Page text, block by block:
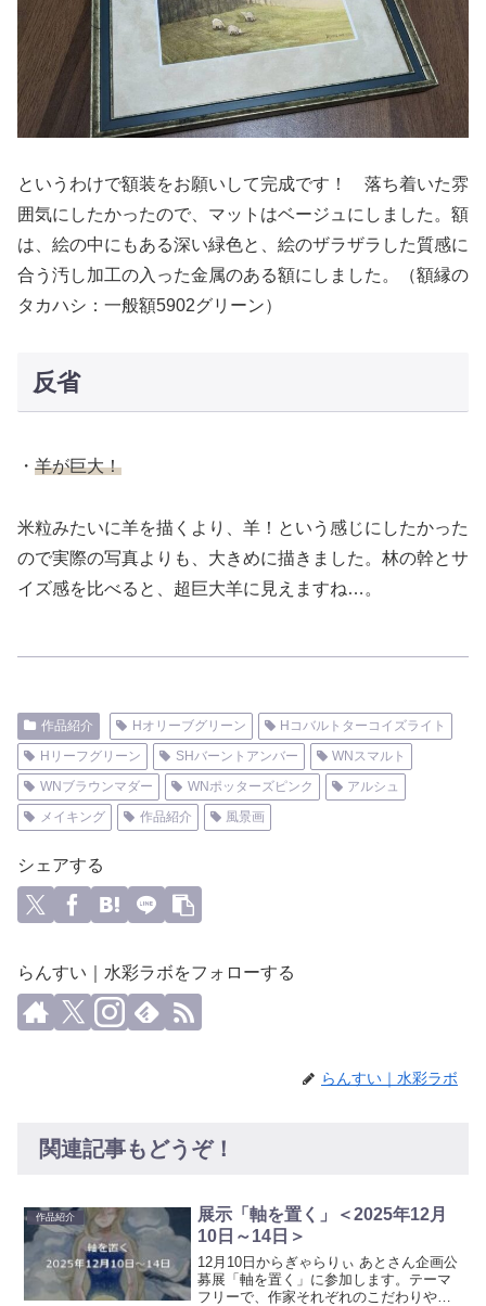
というわけで額装をお願いして完成です！ 落ち着いた雰
囲気にしたかったので、マットはベージュにしました。額
は、絵の中にもある深い緑色と、絵のザラザラした質感に
合う汚し加工の入った金属のある額にしました。（額縁の
タカハシ：一般額5902グリーン）
反省
・ 羊が巨大！
米粒みたいに羊を描くより、羊！という感じにしたかった
ので実際の写真よりも、大きめに描きました。林の幹とサ
イズ感を比べると、超巨大羊に見えますね…。
作品紹介 Hオリーブグリーン
Hコバルトターコイズライト
Hリーフグリーン
SHバーントアンバー
WNスマルト
WNブラウンマダー
WNポッターズピンク
アルシュ
メイキング
作品紹介 風景画
シェアする
らんすい｜水彩ラボをフォローする
らんすい｜水彩ラボ
関連記事もどうぞ！
作品紹介
展示「軸を置く」＜2025年12月
10日～14日＞
12月10日からぎゃらりぃ あとさん企画公
募展「軸を置く」に参加します。テーマ
フリーで、作家それぞれのこだわりや自